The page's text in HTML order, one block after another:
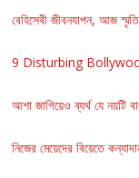
বেহিসেবী জীবনযাপন, আজ
9 Disturbing
আশা জাগিয়েও ব্যর্থ যে নয়টি
নিজের মেয়েদের বিয়েতে